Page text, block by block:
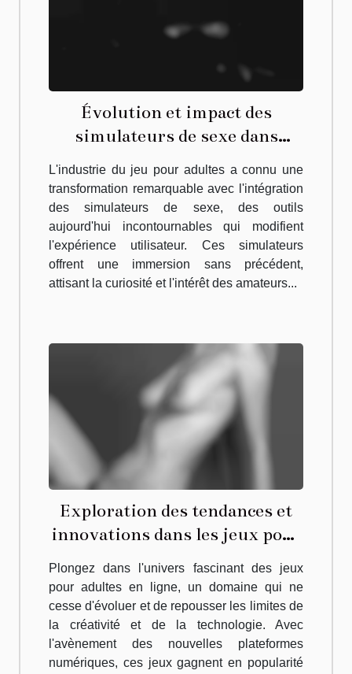
Évolution et impact des
simulateurs de sexe dans
l'industrie du jeu adulte
L'industrie du jeu pour adultes a connu une
transformation remarquable avec l'intégration
des simulateurs de sexe, des outils
aujourd'hui incontournables qui modifient
l'expérience utilisateur. Ces simulateurs
offrent une immersion sans précédent,
attisant la curiosité et l'intérêt des amateurs...
Exploration des tendances et
innovations dans les jeux pour
adultes en ligne
Plongez dans l'univers fascinant des jeux
pour adultes en ligne, un domaine qui ne
cesse d'évoluer et de repousser les limites de
la créativité et de la technologie. Avec
l'avènement des nouvelles plateformes
numériques, ces jeux gagnent en popularité